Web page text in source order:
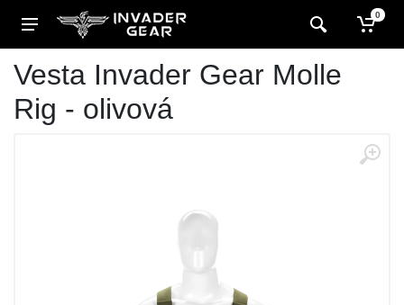
0
Vesta Invader Gear Molle
Rig - olivová